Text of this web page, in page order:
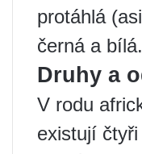
protáhlá
černá a bílá.
Druhy a
V rodu
existují